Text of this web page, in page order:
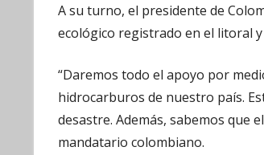
A su turno, el presidente de
ecológico registrado en el litoral
“Daremos todo el apoyo por
hidrocarburos de nuestro país.
desastre. Además, sabemos que
mandatario colombiano.